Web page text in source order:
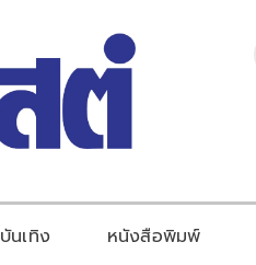
บันเทิง หนังสือพิมพ์